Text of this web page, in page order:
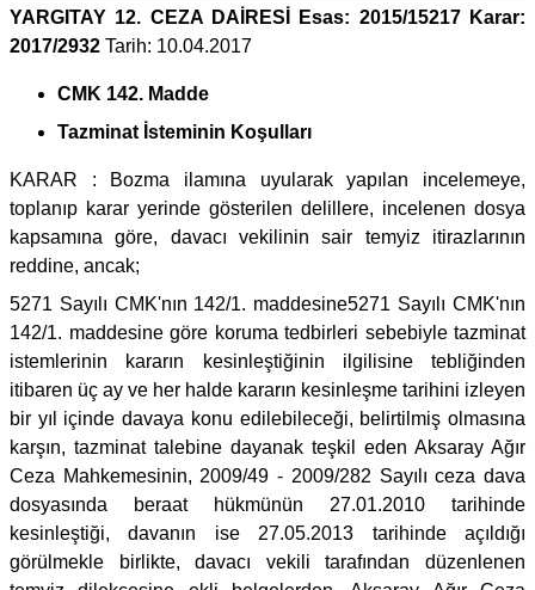
YARGITAY 12. CEZA DAİRESİ Esas: 2015/15217 Karar:
2017/2932 Tarih: 10.04.2017
CMK 142. Madde
Tazminat İsteminin Koşulları
KARAR : Bozma ilamına uyularak yapılan incelemeye,
toplanıp karar yerinde gösterilen delillere, incelenen dosya
kapsamına göre, davacı vekilinin sair temyiz itirazlarının
reddine, ancak;
5271 Sayılı CMK'nın 142/1. maddesine5271 Sayılı CMK'nın
142/1. maddesine göre koruma tedbirleri sebebiyle tazminat
istemlerinin kararın kesinleştiğinin ilgilisine tebliğinden
itibaren üç ay ve her halde kararın kesinleşme tarihini izleyen
bir yıl içinde davaya konu edilebileceği, belirtilmiş olmasına
karşın, tazminat talebine dayanak teşkil eden Aksaray Ağır
Ceza Mahkemesinin, 2009/49 - 2009/282 Sayılı ceza dava
dosyasında beraat hükmünün 27.01.2010 tarihinde
kesinleştiği, davanın ise 27.05.2013 tarihinde açıldığı
görülmekle birlikte, davacı vekili tarafından düzenlenen